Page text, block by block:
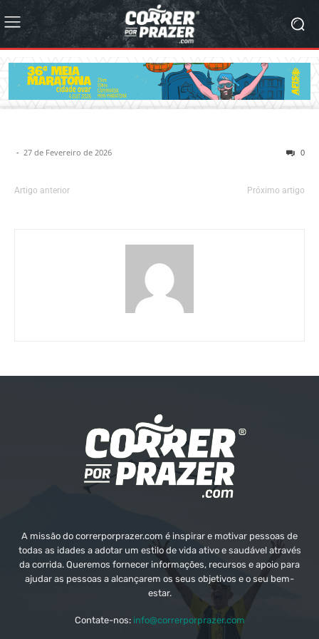
- 27 de Fevereiro de 2026 0
Artigo anterior Próximo artigo
A missão do correrporprazer.com é inspirar e motivar pessoas de
todas as idades a adotar um estilo de vida ativo e saudável através
da corrida. Queremos fornecer informações, recursos e apoio para
ajudar as pessoas a alcançarem os seus objetivos e o seu bem-
estar.
Contate-nos: info@correrporprazer.com